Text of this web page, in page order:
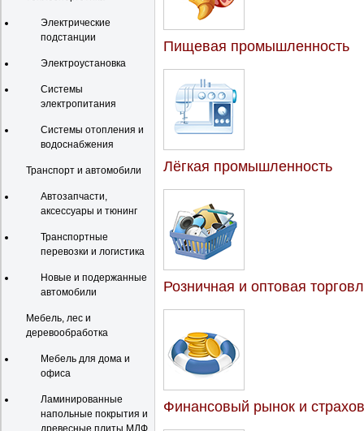
Электрические
подстанции
Электроустановка
Системы
электропитания
Системы отопления и
водоснабжения
Транспорт и автомобили
Автозапчасти,
аксессуары и тюнинг
Транспортные
перевозки и логистика
Новые и подержанные
автомобили
Мебель, лес и
деревообработка
Мебель для дома и
офиса
Ламинированные
напольные покрытия и
древесные плиты МДФ,
Пищевая промышленность
Лёгкая промышленность
Розничная и оптовая
Финансовый рынок и